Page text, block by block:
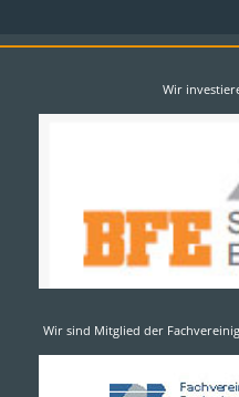
Wir
Wir sind Mitglied der